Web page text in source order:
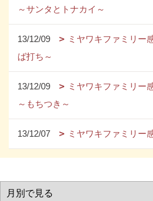
～サンタとトナカイ～
13/12/09
ミヤワキファミリー
ば打ち～
13/12/09
ミヤワキファミリー
～もちつき～
13/12/07 ミヤワキファミリー